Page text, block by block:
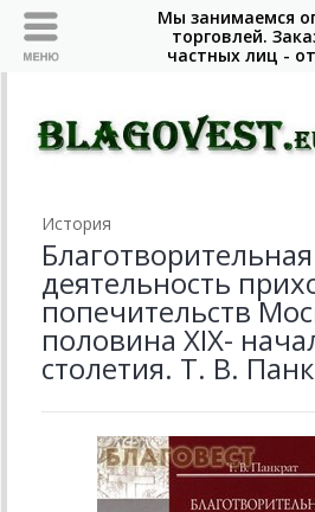
История
Благотворительная
деятельность
попечительств
половина XIX-
столетия. Т. В.